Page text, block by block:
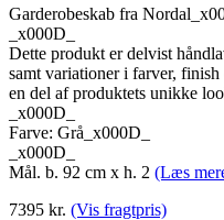
Garderobeskab fra
_x000D_
Dette produkt er delvist
samt variationer i farver,
en del af produktets unikke
_x000D_
Farve: Grå_x000D_
_x000D_
Mål. b. 92 cm x h. 2 (Læs
7395 kr. (Vis fragtpris)